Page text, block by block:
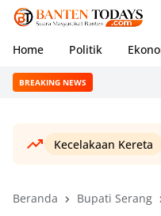
Home Politik
BREAKING NEWS
Kecelakaan Kereta
Beranda Bupati Serang